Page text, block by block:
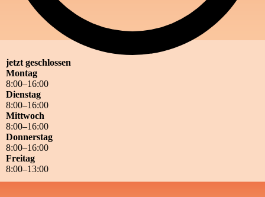
jetzt geschlossen
Montag
8:00–16:00
Dienstag
8:00–16:00
Mittwoch
8:00–16:00
Donnerstag
8:00–16:00
Freitag
8:00–13:00